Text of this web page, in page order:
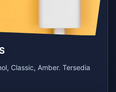
Classic, Amber. Tersedia